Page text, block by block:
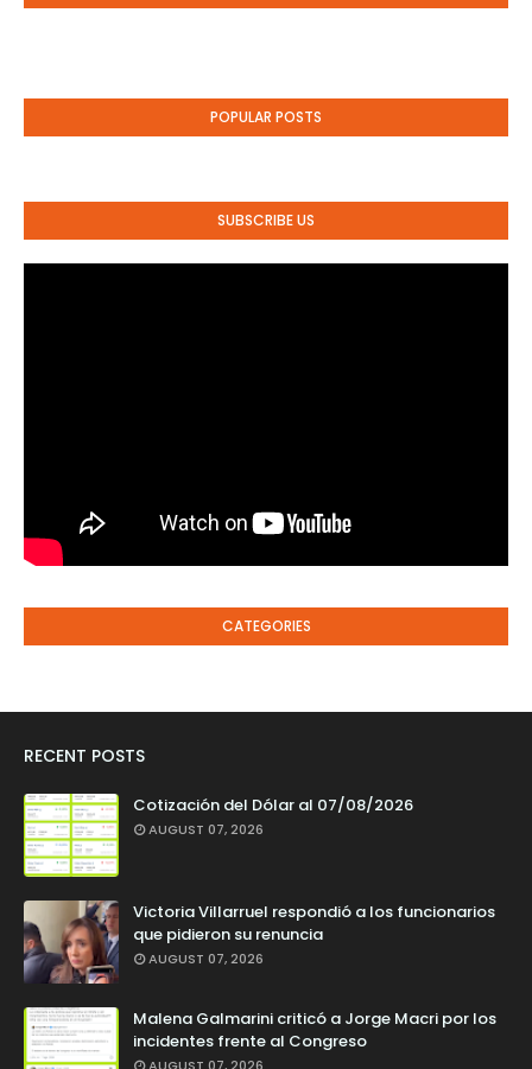
POPULAR POSTS
SUBSCRIBE US
CATEGORIES
RECENT POSTS
Cotización del Dólar al 07/08/2026
AUGUST 07, 2026
Victoria Villarruel respondió a los funcionarios
que pidieron su renuncia
AUGUST 07, 2026
Malena Galmarini criticó a Jorge Macri por los
incidentes frente al Congreso
AUGUST 07, 2026